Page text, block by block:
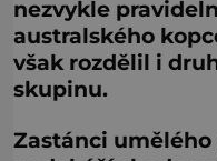
nezvykle
australského
však rozdělil i
skupinu.
Zastánci